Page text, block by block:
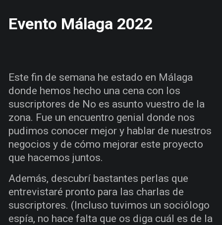
Evento Málaga 2022
Este fin de semana he estado en Málaga
donde hemos hecho una cena con los
suscriptores de No es asunto vuestro de la
zona. Fue un encuentro genial donde nos
pudimos conocer mejor y hablar de nuestros
negocios y de cómo mejorar este proyecto
que hacemos juntos.
Además, descubrí bastantes perlas que
entrevistaré pronto para las charlas de
suscriptores. (Incluso tuvimos un sociólogo
espía, no hace falta que os diga cuál es de la